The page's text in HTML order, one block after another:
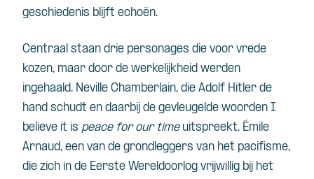
geschiedenis blijft echoën.
Centraal staan drie personages die voor vrede
kozen, maar door de werkelijkheid werden
ingehaald. Neville Chamberlain, die Adolf Hitler de
hand schudt en daarbij de gevleugelde woorden I
believe it is peace for our timeuitspreekt. Émile
Arnaud, een van de grondleggers van het pacifisme,
die zich in de Eerste Wereldoorlog vrijwillig bij het